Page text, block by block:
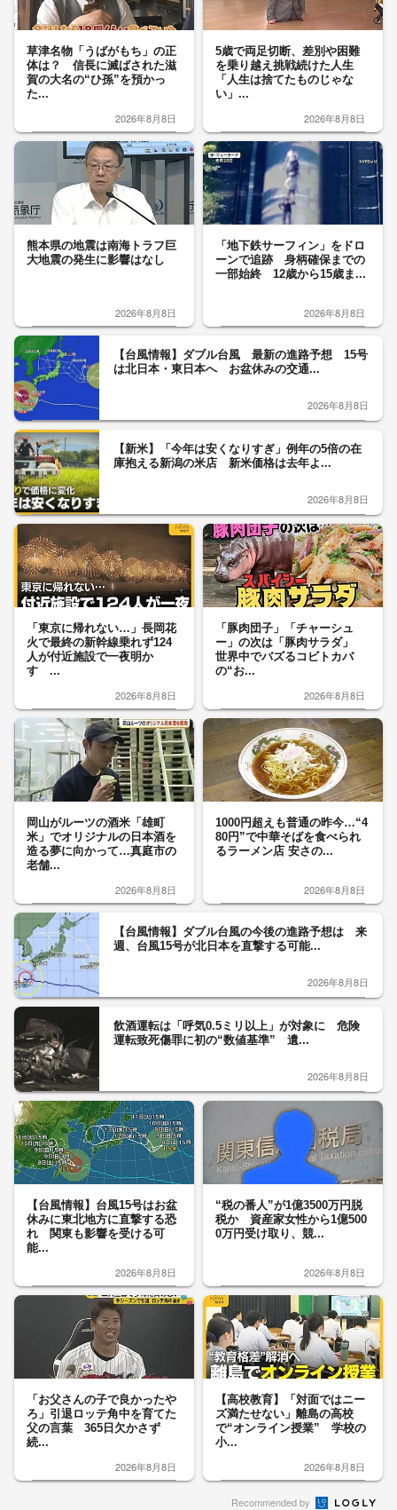
草津名物「うばがもち」の正
体は？ 信長に滅ばされた滋
賀の大名の“ひ孫”を預かっ
た...
2026年8月8日
5歳で両足切断、差別や困難
を乗り越え挑戦続けた人生
「人生は捨てたものじゃな
い」...
2026年8月8日
熊本県の地震は南海トラフ巨
大地震の発生に影響はなし
2026年8月8日
「地下鉄サーフィン」をドロ
ーンで追跡 身柄確保までの
一部始終 12歳から15歳ま...
2026年8月8日
【台風情報】ダブル台風 最新の進路予想 15号
は北日本・東日本へ お盆休みの交通...
2026年8月8日
【新米】「今年は安くなりすぎ」例年の5倍の在
庫抱える新潟の米店 新米価格は去年よ...
2026年8月8日
「東京に帰れない…」長岡花
火で最終の新幹線乗れず124
人が付近施設で一夜明か
す ...
2026年8月8日
「豚肉団子」「チャーシュ
ー」の次は「豚肉サラダ」
世界中でバズるコビトカバ
の“お...
2026年8月8日
岡山がルーツの酒米「雄町
米」でオリジナルの日本酒を
造る夢に向かって…真庭市の
老舗...
2026年8月8日
1000円超えも普通の昨今…“4
80円”で中華そばを食べられ
るラーメン店 安さの...
2026年8月8日
【台風情報】ダブル台風の今後の進路予想は 来
週、台風15号が北日本を直撃する可能...
2026年8月8日
飲酒運転は「呼気0.5ミリ以上」が対象に 危険
運転致死傷罪に初の“数値基準” 遺...
2026年8月8日
【台風情報】台風15号はお盆
休みに東北地方に直撃する恐
れ 関東も影響を受ける可
能...
2026年8月8日
“税の番人”が1億3500万円脱
税か 資産家女性から1億500
0万円受け取り、競...
2026年8月8日
「お父さんの子で良かったや
ろ」引退ロッテ角中を育てた
父の言葉 365日欠かさず
続...
2026年8月8日
【高校教育】「対面ではニー
ズ満たせない」離島の高校
で“オンライン授業” 学校の
小...
2026年8月8日
Recommended by